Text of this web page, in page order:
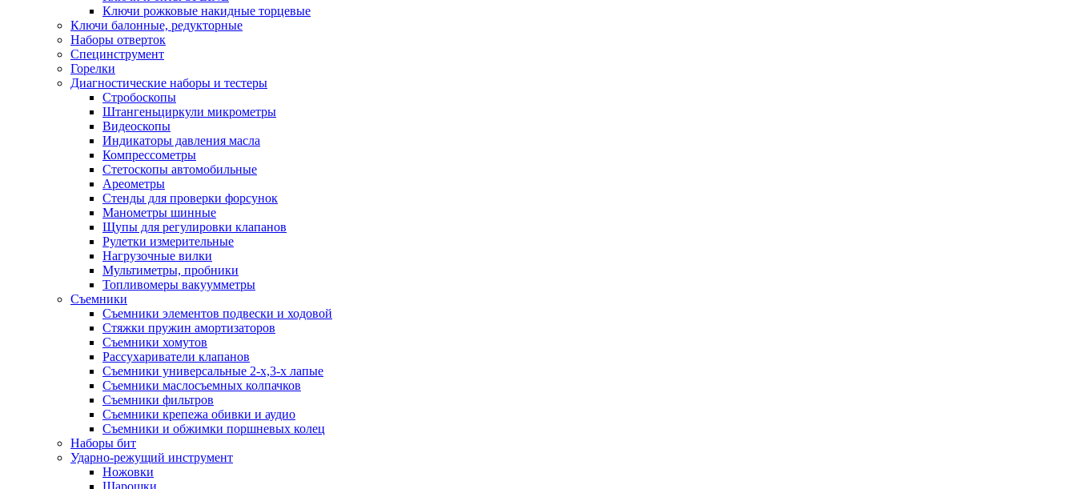
Ключи рожковые накидные торцевые
Ключи балонные, редукторные
Наборы отверток
Специнструмент
Горелки
Диагностические наборы и тестеры
Стробоскопы
Штангеньциркули микрометры
Видеоскопы
Индикаторы давления масла
Компрессометры
Стетоскопы автомобильные
Ареометры
Стенды для проверки форсунок
Манометры шинные
Щупы для регулировки клапанов
Рулетки измерительные
Нагрузочные вилки
Мультиметры, пробники
Топливомеры вакуумметры
Съемники
Съемники элементов подвески и ходовой
Стяжки пружин амортизаторов
Съемники хомутов
Рассухариватели клапанов
Съемники универсальные 2-х,3-х лапые
Съемники маслосъемных колпачков
Съемники фильтров
Съемники крепежа обивки и аудио
Съемники и обжимки поршневых колец
Наборы бит
Ударно-режущий инструмент
Ножовки